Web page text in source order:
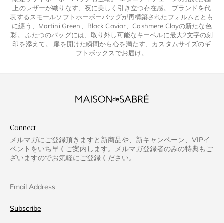
上のレザーが織りなす、夜に美しく引き立つ存在感。 ブランドを代
表するスモールソフトホーボーバッグが再構築されたフォルムととも
に纏う、Martini Green、Black Caviar、Cashmere Clayの新たな色
彩。 ふたつのバッグには、取り外し可能なキーベルに最大2文字の刻
印を添えて。 扉を開けた瞬間から心を満たす、カスタムサイズのギ
フトボックスでお届け。
Connect
メルマガにご登録頂きますと新商品や、新キャンペーン、VIPイ
ベントをいち早くご案内します。メルマガ登録者のみの特典もご
ざいますのでお気軽にご登録ください。
Email Address
Subscribe